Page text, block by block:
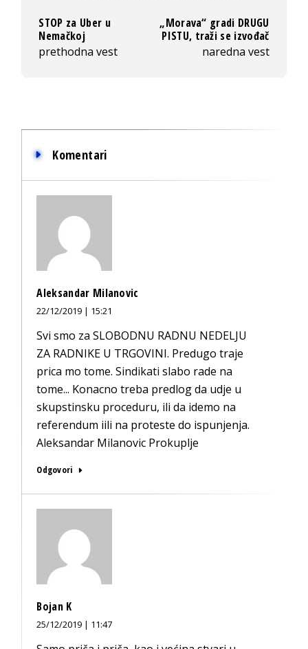
STOP za Uber u
Nemačkoj
prethodna vest
„Morava“ gradi DRUGU
PISTU, traži se izvođač
naredna vest
Komentari
Aleksandar Milanovic
22/12/2019 | 15:21
Svi smo za SLOBODNU RADNU NEDELJU
ZA RADNIKE U TRGOVINI. Predugo traje
prica mo tome. Sindikati slabo rade na
tome... Konacno treba predlog da udje u
skupstinsku proceduru, ili da idemo na
referendum iili na proteste do ispunjenja.
Aleksandar Milanovic Prokuplje
Odgovori
Bojan K
25/12/2019 | 11:47